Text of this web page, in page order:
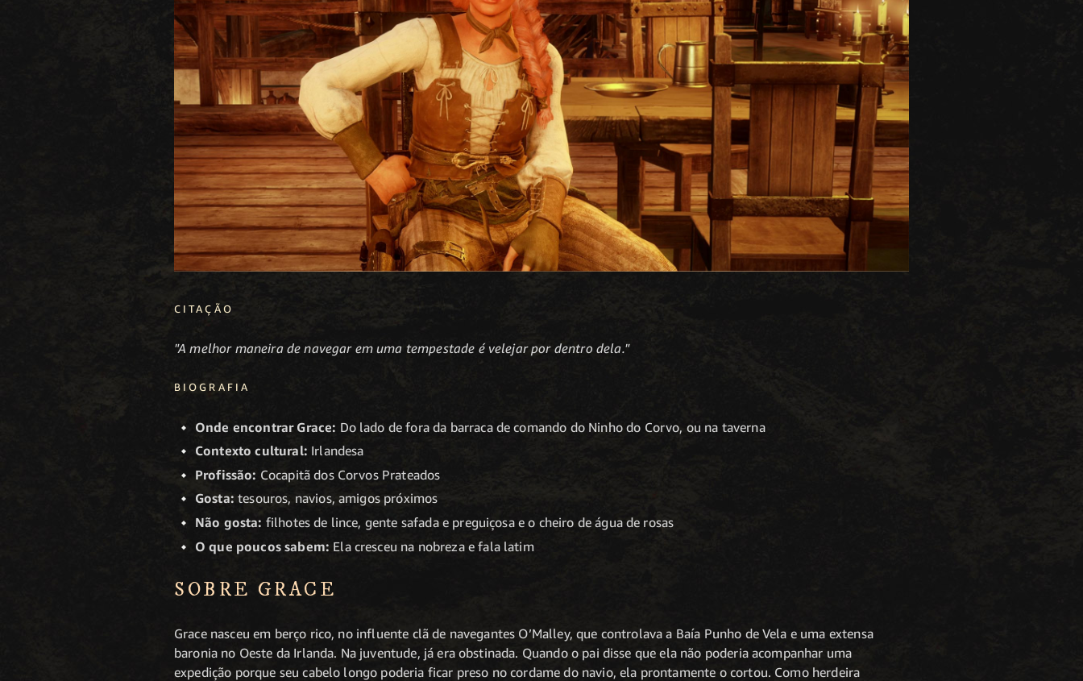
CITAÇÃO
"A melhor maneira de navegar em uma tempestade é velejar por dentro dela."
BIOGRAFIA
Onde encontrar Grace: Do lado de fora da barraca de comando do Ninho do Corvo, ou na taverna
Contexto cultural: Irlandesa
Profissão: Cocapitã dos Corvos Prateados
Gosta:tesouros, navios, amigos próximos
Não gosta: filhotes de lince, gente safada e preguiçosa e o cheiro de água de rosas
O que poucos sabem: Ela cresceu na nobreza e fala latim
SOBRE GRACE
Grace nasceu em berço rico, no influente clã de navegantes O’Malley, que controlava a Baía Punho de Vela e uma extensa
baronia no Oeste da Irlanda. Na juventude, já era obstinada. Quando o pai disse que ela não poderia acompanhar uma
expedição porque seu cabelo longo poderia ficar preso no cordame do navio, ela prontamente o cortou. Como herdeira